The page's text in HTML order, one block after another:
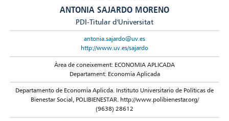
ANTONIA SAJARDO MORENO
PDI-Titular d'Universitat
antonia.sajardo@uv.es
http://www.uv.es/sajardo
Àrea de coneixement: ECONOMIA APLICADA
Departament: Economia Aplicada
Departamento de Economia Aplicda. Instituto Universitario de Políticas de
Bienestar Social, POLIBIENESTAR. http://www.polibienestar.org/
(9638) 28612